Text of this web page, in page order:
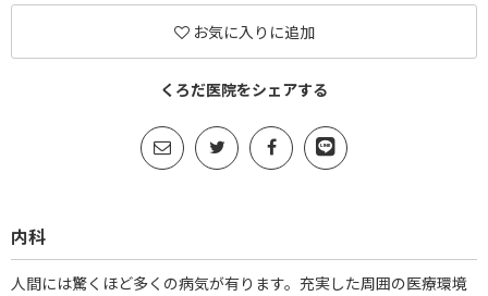
お気に入りに追加
くろだ医院をシェアする
内科
人間には驚くほど多くの病気が有ります。充実した周囲の医療環境